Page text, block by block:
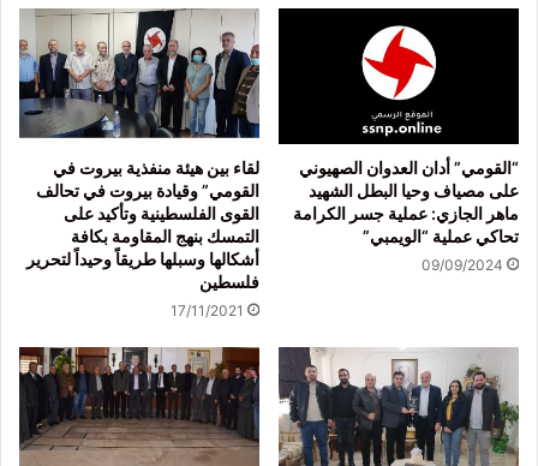
“القومي” أدان العدوان الصهيوني
على مصياف وحيا البطل الشهيد
ماهر الجازي: عملية جسر الكرامة
تحاكي عملية “الويمبي”
09/09/2024
لقاء بين هيئة منفذية بيروت في
القومي” وقيادة بيروت في تحالف
القوى الفلسطينية وتأكيد على
التمسك بنهج المقاومة بكافة
أشكالها وسبلها طريقاً وحيداً لتحرير
فلسطين
17/11/2021